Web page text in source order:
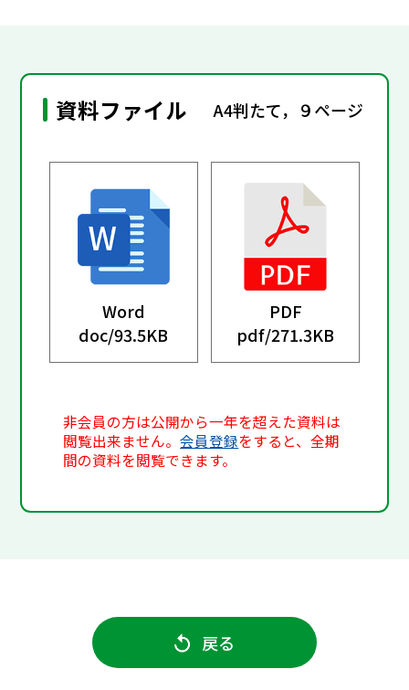
資料ファイル A4判たて，９ページ
Word
doc/93.5KB
PDF
pdf/271.3KB
非会員の方は公開から一年を超えた資料は
閲覧出来ません。会員登録をすると、全期
間の資料を閲覧できます。
戻る